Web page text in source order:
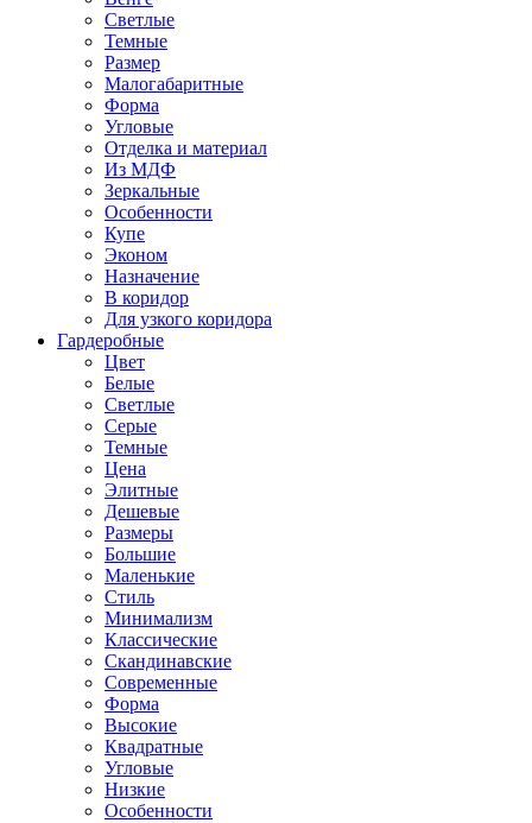
Светлые
Темные
Размер
Малогабаритные
Форма
Угловые
Отделка и материал
Из МДФ
Зеркальные
Особенности
Купе
Эконом
Назначение
В коридор
Для узкого коридора
Гардеробные
Цвет
Белые
Светлые
Серые
Темные
Цена
Элитные
Дешевые
Размеры
Большие
Маленькие
Стиль
Минимализм
Классические
Скандинавские
Современные
Форма
Высокие
Квадратные
Угловые
Низкие
Особенности